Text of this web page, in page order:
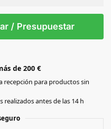
/ Presupuestar
de 200 €
recepción para productos sin
realizados antes de las 14 h